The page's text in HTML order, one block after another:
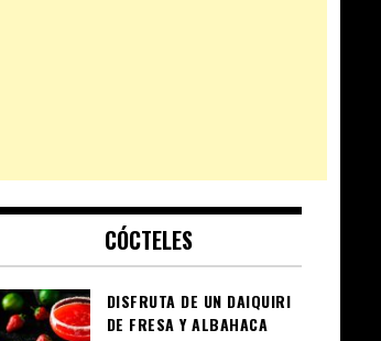
CÓCTELES
DISFRUTA DE UN DAIQUIRI
DE FRESA Y ALBAHACA